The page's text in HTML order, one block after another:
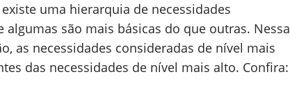
uma hierarquia de necessidades
são mais básicas do que outras. Nessa
as necessidades consideradas de nível mais
das necessidades de nível mais alto. Confira: